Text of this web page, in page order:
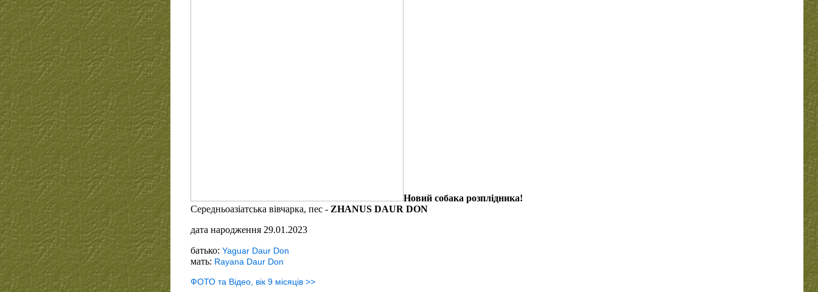
Новий собака розплідника!
Середньоазіатська вівчарка, пес - ZHANUS DAUR DON
дата народження 29.01.2023
батько: Yaguar Daur Don
мать: Rayana Daur Don
ФОТО та Відео, вік 9 місяців >>